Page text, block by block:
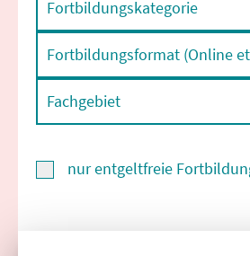
Fortbildungskategorie
Fortbildungsformat (Online
Fachgebiet
nur entgeltfreie